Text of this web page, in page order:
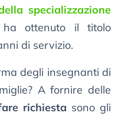
specializzazione
ottenuto il titolo
di servizio.
degli insegnanti di
A fornire delle
richiesta sono gli